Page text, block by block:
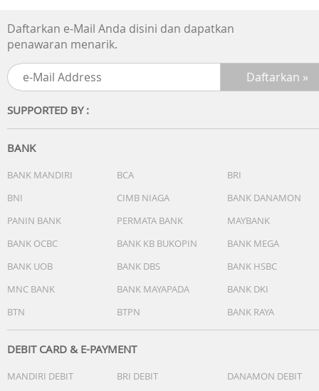
Daftarkan e-Mail Anda disini dan dapatkan
penawaran menarik.
SUPPORTED BY :
BANK
BANK MANDIRI BCA
BRI
BNI
CIMB NIAGA
BANK DANAMON
PANIN BANK
PERMATA BANK
MAYBANK
BANK OCBC
BANK KB BUKOPIN
BANK MEGA
BANK UOB
BANK DBS
BANK HSBC
MNC BANK
BANK MAYAPADA
BANK DKI
BTN
BTPN BANK RAYA
DEBIT CARD & E-PAYMENT
MANDIRI DEBIT BRI DEBIT
DANAMON DEBIT